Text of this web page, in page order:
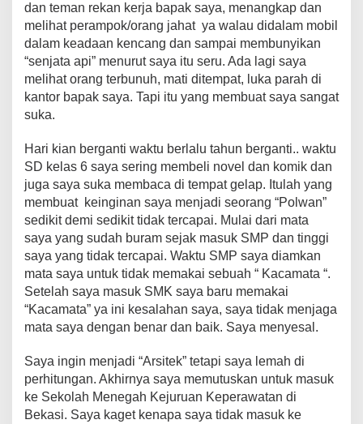
dan teman rekan kerja bapak saya, menangkap dan
melihat perampok/orang jahat ya walau didalam mobil
dalam keadaan kencang dan sampai membunyikan
“senjata api” menurut saya itu seru. Ada lagi saya
melihat orang terbunuh, mati ditempat, luka parah di
kantor bapak saya. Tapi itu yang membuat saya sangat
suka.
Hari kian berganti waktu berlalu tahun berganti.. waktu
SD kelas 6 saya sering membeli novel dan komik dan
juga saya suka membaca di tempat gelap. Itulah yang
membuat keinginan saya menjadi seorang “Polwan”
sedikit demi sedikit tidak tercapai. Mulai dari mata
saya yang sudah buram sejak masuk SMP dan tinggi
saya yang tidak tercapai. Waktu SMP saya diamkan
mata saya untuk tidak memakai sebuah “ Kacamata “.
Setelah saya masuk SMK saya baru memakai
“Kacamata” ya ini kesalahan saya, saya tidak menjaga
mata saya dengan benar dan baik. Saya menyesal.
Saya ingin menjadi “Arsitek” tetapi saya lemah di
perhitungan. Akhirnya saya memutuskan untuk masuk
ke Sekolah Menegah Kejuruan Keperawatan di
Bekasi. Saya kaget kenapa saya tidak masuk ke